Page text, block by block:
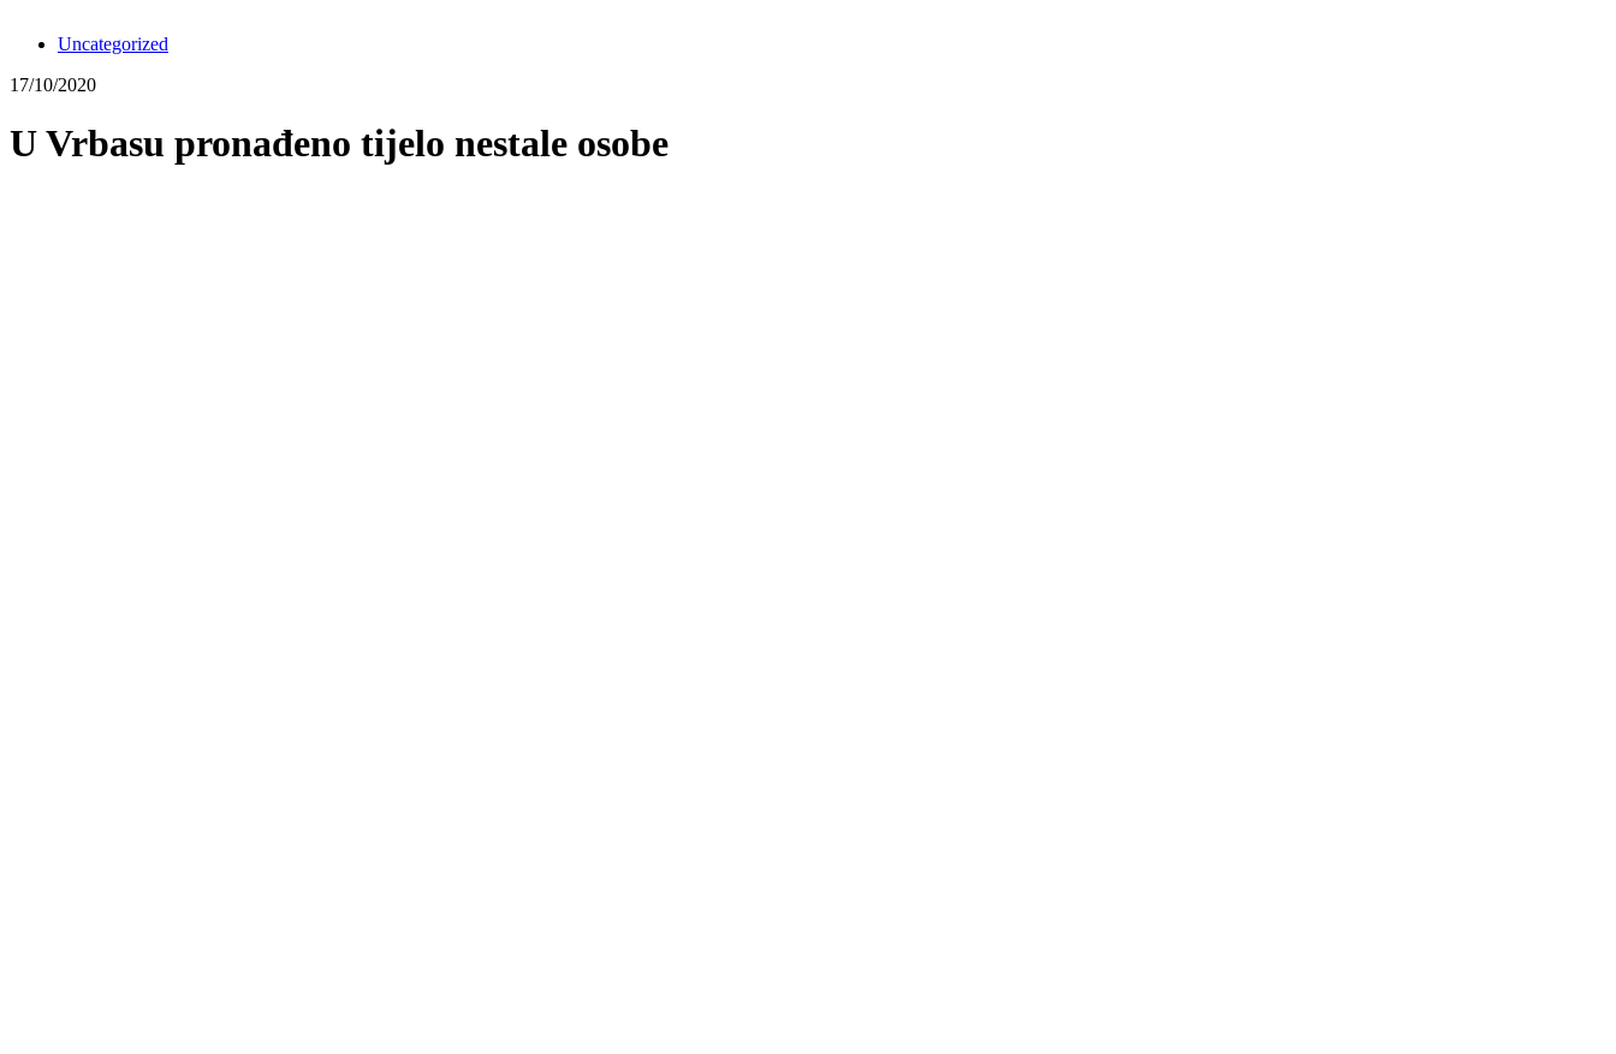
Uncategorized
17/10/2020
U Vrbasu pronađeno tijelo nestale osobe